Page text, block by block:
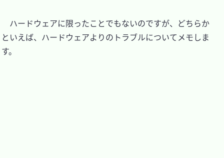
ハードウェアに限ったことでもないのですが、どちらか
といえば、ハードウェアよりのトラブルについてメモしま
す。